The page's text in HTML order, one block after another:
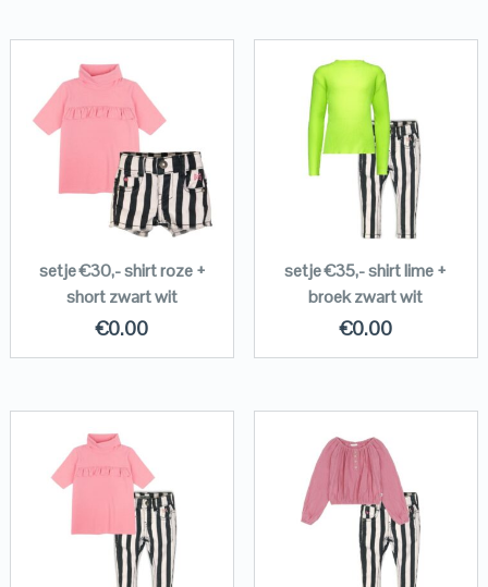
setje €30,- shirt roze +
short zwart wit
€0.00
setje €35,- shirt lime +
broek zwart wit
€0.00